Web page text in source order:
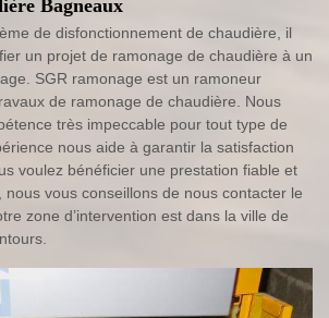
Bagneaux
de disfonctionnement de chaudière, il
un projet de ramonage de chaudière à un
SGR ramonage est un ramoneur
de ramonage de chaudière. Nous
très impeccable pour tout type de
nous aide à garantir la satisfaction
voulez bénéficier une prestation fiable et
nous vous conseillons de nous contacter le
zone d’intervention est dans la ville de